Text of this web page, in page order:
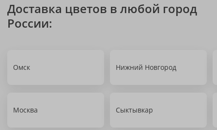
Доставка цветов в любой город
России:
Омск Нижний Новгород
Москва Сыктывкар